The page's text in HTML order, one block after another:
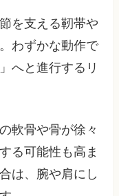
を支える靭帯や
わずかな動作で
へと進行するリ
軟骨や骨が徐々
る可能性も高ま
は、腕や肩にし